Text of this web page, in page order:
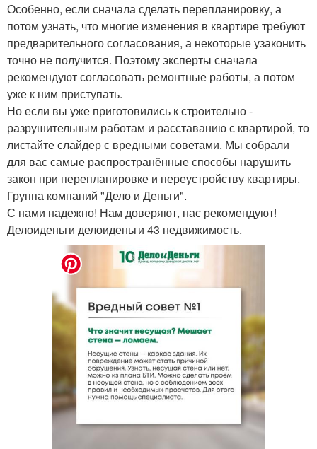
Особенно, если сначала сделать перепланировку, а
потом узнать, что многие изменения в квартире требуют
предварительного согласования, а некоторые узаконить
точно не получится. Поэтому эксперты сначала
рекомендуют согласовать ремонтные работы, а потом
уже к ним приступать.
Но если вы уже приготовились к строительно -
разрушительным работам и расставанию с квартирой, то
листайте слайдер с вредными советами. Мы собрали
для вас самые распространённые способы нарушить
закон при перепланировке и переустройству квартиры.
Группа компаний "Дело и Деньги".
С нами надежно! Нам доверяют, нас рекомендуют!
Делоиденьги делоиденьги 43 недвижимость.